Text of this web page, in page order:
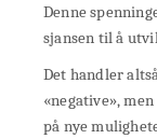
Denne
sjansen til å
Det handler
«negative»,
på nye